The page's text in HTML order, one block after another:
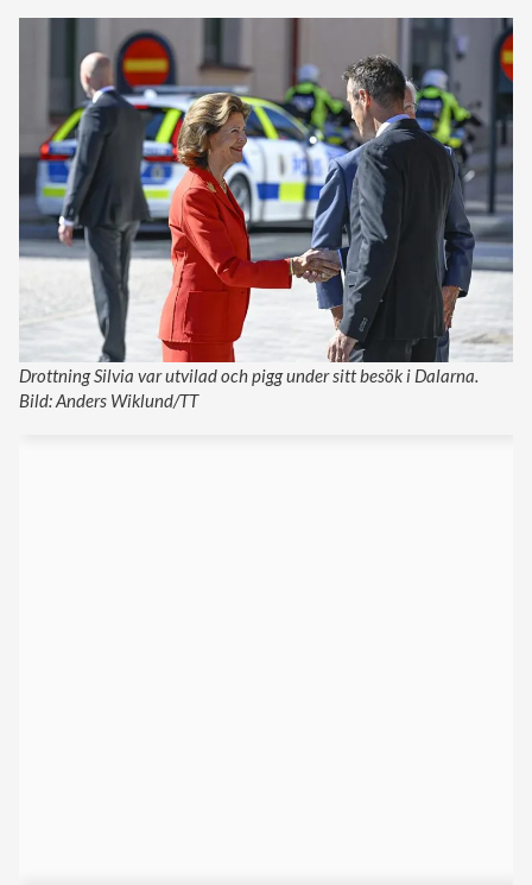
Drottning Silvia var utvilad och pigg under sitt besök i Dalarna.
Bild: Anders Wiklund/TT